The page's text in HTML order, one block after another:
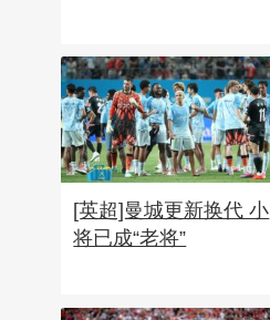
[英超]曼城更新换代 小
将已成“老将”